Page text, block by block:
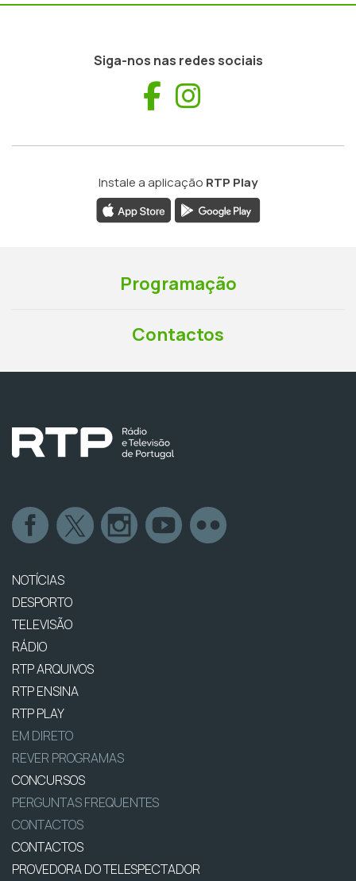
Siga-nos nas redes sociais
Facebook
Instale a aplicação RTP Play
Programação
Contactos
NOTÍCIAS
DESPORTO
TELEVISÃO
RÁDIO
RTP ARQUIVOS
RTP ENSINA
RTP PLAY
EM DIRETO
REVER PROGRAMAS
CONCURSOS
PERGUNTAS FREQUENTES
CONTACTOS
CONTACTOS
PROVEDORA DO TELESPECTADOR